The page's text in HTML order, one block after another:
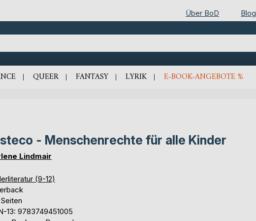
Über BoD Blog
QUEER FANTASY LYRIK E-BOOK-ANGEBOTE %
- Menschenrechte für alle Kinder
Lindmair
(9-12)
13: 9783749451005